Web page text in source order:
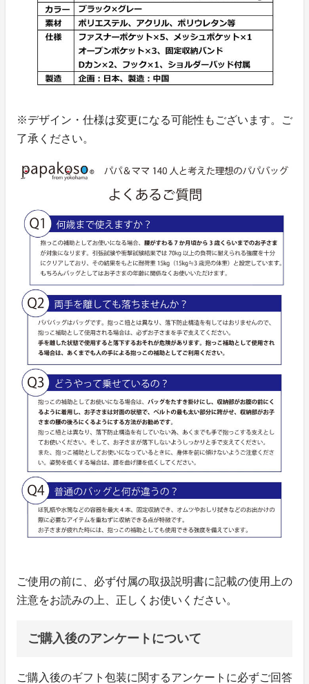
※デザイン・仕様は変更になる可能性もございます。ご
了承ください。
ご使用の前に、必ず付属の取扱説明書に記載の使用上の
注意をお読みの上、正しくお使いください。
ご購入後のアンケートについて
ご購入後のギフト包装に関するアンケートに必ずご回答